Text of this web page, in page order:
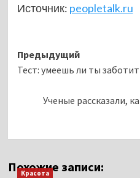
Источник: peopletalk.ru
Навигация
записи
Предыдущий
Тест: умеешь ли ты
Ученые рассказали,
Похожие записи:
Красота